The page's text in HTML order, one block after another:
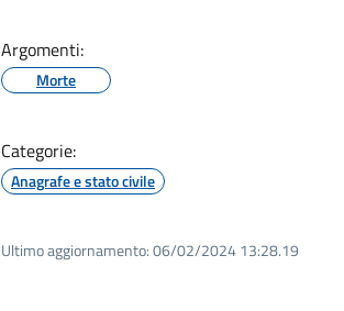
Argomenti:
Morte
Categorie:
Anagrafe e stato civile
Ultimo aggiornamento:06/02/2024 13:28.19